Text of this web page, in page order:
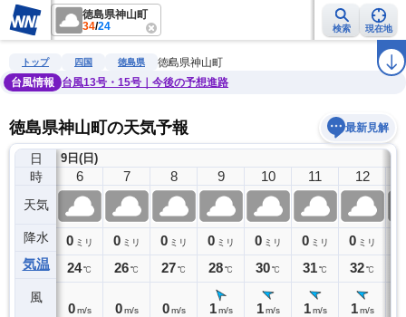
徳島県神山町
34/24 検索 現在地
雨雲レーダー 台風情報 地震情報 ラ
トップ 四国 徳島県
徳島県神山町
台風情報
台風13号・15号｜今後の予想進路
徳島県神山町の天気予報 最新見解
日
時
天気
降水
気温
風
9日(日)
5
0ミリ
24℃
6
0 ミリ
24℃
0 m/s
7
0 ミリ
26℃
0 m/s
8
0 ミリ
27℃
0 m/s
9
0 ミリ
28℃
1 m/s
10
0 ミリ
30℃
1 m/s
11
0 ミリ
31℃
1 m/s
12
0 ミリ
32℃
1 m/s